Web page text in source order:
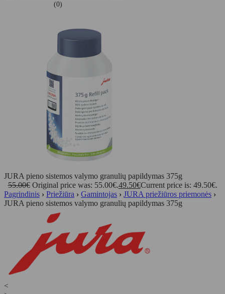
(0)
JURA pieno sistemos valymo granulių papildymas 375g
55.00€ Original price was: 55.00€.49.50€Current price is: 49.50€.
Pagrindinis › Priežiūra › Gamintojas › JURA priežiūros priemonės ›
JURA pieno sistemos valymo granulių papildymas 375g
<